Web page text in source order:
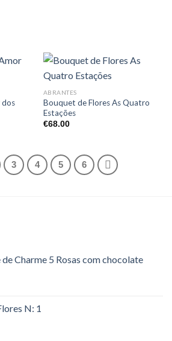
dos
ABRANTES
Bouquet de Flores As Quatro
Estações
€68.00
3 4 5 6
de Charme 5 Rosas com chocolate
N: 1